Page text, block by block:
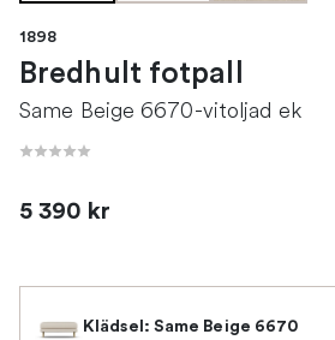
1898
Bredhult fotpall
Same Beige 6670-vitoljad ek
5 390 kr
Klädsel: Same Beige 6670